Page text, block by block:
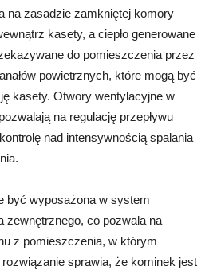
na zasadzie zamkniętej komory
kasety, a ciepło generowane
do pomieszczenia przez
powietrznych, które mogą być
kasety. Otwory wentylacyjne w
na regulację przepływu
nad intensywnością spalania
być wyposażona w system
zewnętrznego, co pozwala na
z pomieszczenia, w którym
sprawia, że kominek jest